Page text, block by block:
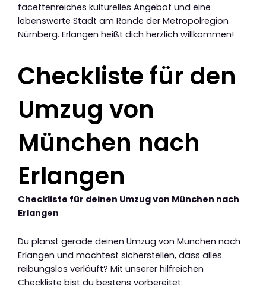
facettenreiches kulturelles Angebot und eine
lebenswerte Stadt am Rande der Metropolregion
Nürnberg. Erlangen heißt dich herzlich willkommen!
Checkliste für den
Umzug von
München nach
Erlangen
Checkliste für deinen Umzug von München nach
Erlangen
Du planst gerade deinen Umzug von München nach
Erlangen und möchtest sicherstellen, dass alles
reibungslos verläuft? Mit unserer hilfreichen
Checkliste bist du bestens vorbereitet: